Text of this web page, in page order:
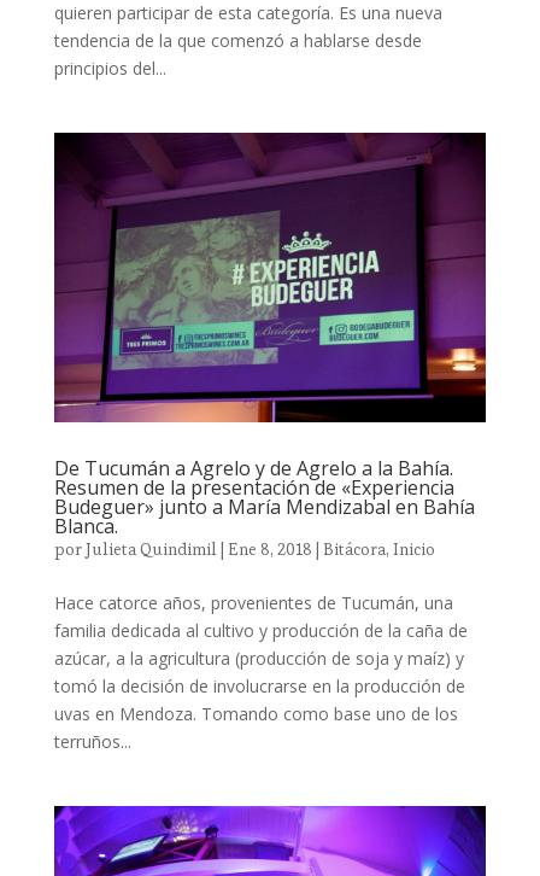
quieren participar de esta categoría. Es una nueva
tendencia de la que comenzó a hablarse desde
principios del...
De Tucumán a Agrelo y de Agrelo a la Bahía.
Resumen de la presentación de «Experiencia
Budeguer» junto a María Mendizabal en Bahía
Blanca.
porJulieta Quindimil | Ene 8, 2018 | Bitácora, Inicio
Hace catorce años, provenientes de Tucumán, una
familia dedicada al cultivo y producción de la caña de
azúcar, a la agricultura (producción de soja y maíz) y
tomó la decisión de involucrarse en la producción de
uvas en Mendoza. Tomando como base uno de los
terruños...